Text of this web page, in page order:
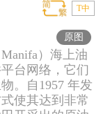
T中
原图
）海上油
台网络，它们
。自1957 年发
使其达到非常